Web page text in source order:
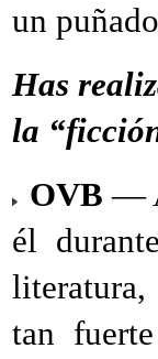
un
Has
la
OVB —
él
literatura,
tan